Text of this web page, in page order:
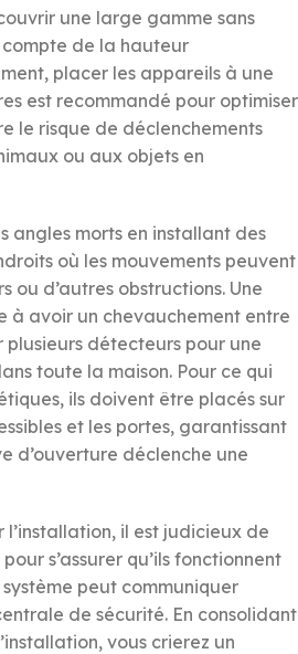
une large gamme sans
de la hauteur
placer les appareils à une
est recommandé pour optimiser
le risque de déclenchements
ou aux objets en
angles morts en installant des
où les mouvements peuvent
ou d’autres obstructions. Une
à avoir un chevauchement entre
plusieurs détecteurs pour une
toute la maison. Pour ce qui
ils doivent être placés sur
et les portes, garantissant
d’ouverture déclenche une
l’installation, il est judicieux de
s’assurer qu’ils fonctionnent
peut communiquer
de sécurité. En consolidant
vous crierez un